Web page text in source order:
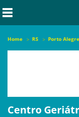
Home RS Porto Alegre
Centro